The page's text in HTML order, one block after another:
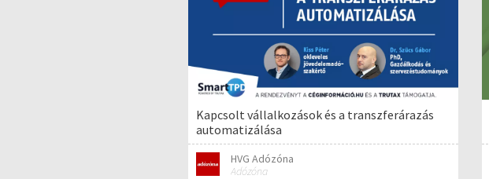
Kapcsolt vállalkozások és a transzferárazás
automatizálása
HVG Adózóna
Adózóna